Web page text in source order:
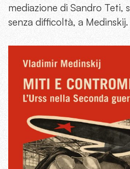
mediazione di Sandro Teti,
senza difficoltà, a Medinskij.